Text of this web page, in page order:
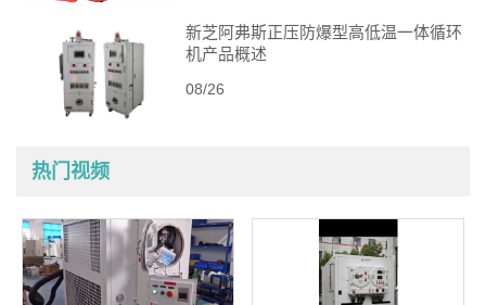
新芝阿弗斯正压防爆型高低温一体循环
机产品概述
08/26
热门视频